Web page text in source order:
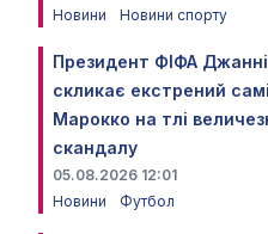
Новини
Новини спорту
Президент ФІФА Джанні
скликає екстрений
Марокко на тлі
скандалу
05.08.2026 12:01
Новини
Футбол